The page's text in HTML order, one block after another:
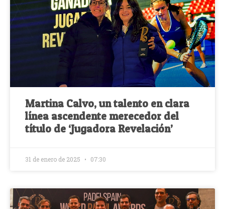
Martina Calvo, un talento en clara
línea ascendente merecedor del
título de ‘Jugadora Revelación’
31 de enero de 2025 07:30